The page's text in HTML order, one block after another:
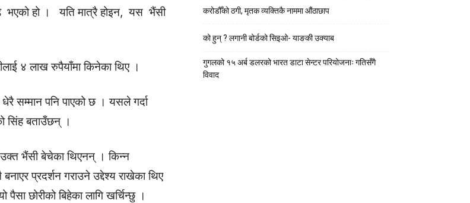
भएको हो । यति मात्रै होइन, यस भैंसी
४ लाख रुपैयाँमा किनेका थिए ।
सम्मान पनि पाएको छ । यसले गर्दा
सिंह बताउँछन् ।
उक्त भैंसी बेचेका थिएनन् । किन्न
प्रदर्शन गराउने उद्देश्य राखेका थिए
छोरीको बिहेका लागि खर्चिन्छु ।
करोडौँको ठगी, मृतक व्यक्तिकै नाममा औंठाछाप
को हुन् ? लगानी बोर्डको सिइओ- याङकी उक्याब
गुगलको १५ अर्ब डलरको भारत डाटा सेन्टर परियोजनाः गतिसँगै
विवाद